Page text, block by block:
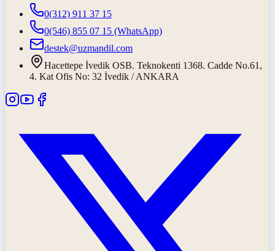
0(312) 911 37 15
0(546) 855 07 15 (WhatsApp)
destek@uzmandil.com
Hacettepe İvedik OSB. Teknokenti 1368. Cadde No.61,
4. Kat Ofis No: 32 İvedik / ANKARA